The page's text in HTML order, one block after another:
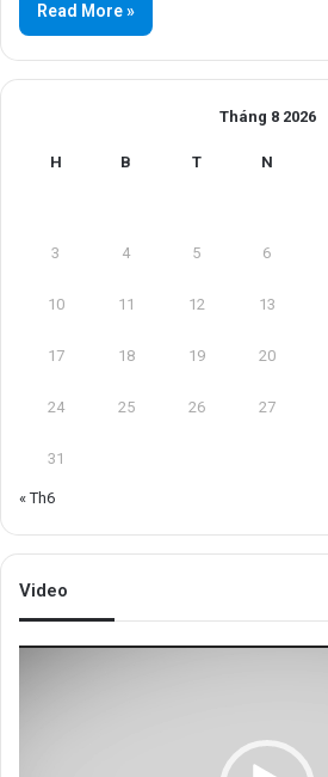
Read More »
Tháng 8 2026
H B T N
3 4 5 6
10 11 12 13
17 18 19 20
24 25 26 27
31
« Th6
Video